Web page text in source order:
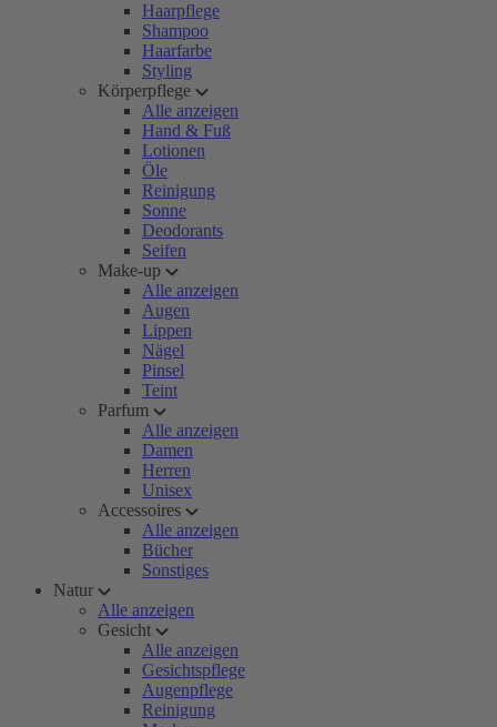
Haarpflege
Shampoo
Haarfarbe
Styling
Körperpflege
Alle anzeigen
Hand & Fuß
Lotionen
Öle
Reinigung
Sonne
Deodorants
Seifen
Make-up
Alle anzeigen
Augen
Lippen
Nägel
Pinsel
Teint
Parfum
Alle anzeigen
Damen
Herren
Unisex
Accessoires
Alle anzeigen
Bücher
Sonstiges
Natur
Alle anzeigen
Gesicht
Alle anzeigen
Gesichtspflege
Augenpflege
Reinigung